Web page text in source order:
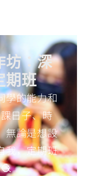
坊：深
期班
學的能力和
日子、時
無論是想設
我，定期班